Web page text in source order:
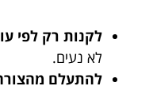
לקנות רק לפי
לא נעים.
להתעלם